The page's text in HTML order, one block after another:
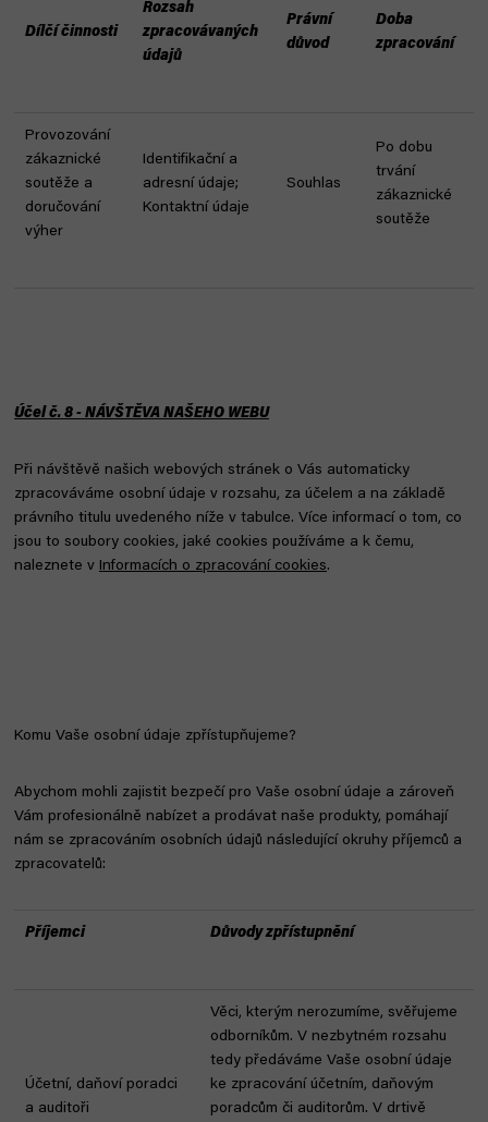
Dílčí činnosti
Rozsah
zpracovávaných
údajů
Právní
důvod
Doba
zpracování
Provozování
zákaznické
soutěže a
doručování
výher
Identifikační a
adresní údaje;
Kontaktní údaje
Souhlas
Po dobu
trvání
zákaznické
soutěže
Účel č. 8 - NÁVŠTĚVA NAŠEHO WEBU
Při návštěvě našich webových stránek o Vás automaticky
zpracováváme osobní údaje v rozsahu, za účelem a na základě
právního titulu uvedeného níže v tabulce. Více informací o tom, co
jsou to soubory cookies, jaké cookies používáme a k čemu,
naleznete v Informacích o zpracování cookies.
Komu Vaše osobní údaje zpřístupňujeme?
Abychom mohli zajistit bezpečí pro Vaše osobní údaje a zároveň
Vám profesionálně nabízet a prodávat naše produkty, pomáhají
nám se zpracováním osobních údajů následující okruhy příjemců a
zpracovatelů:
Příjemci Důvody zpřístupnění
Účetní, daňoví poradci
a auditoři
Věci, kterým nerozumíme, svěřujeme
odborníkům. V nezbytném rozsahu
tedy předáváme Vaše osobní údaje
ke zpracování účetním, daňovým
poradcům či auditorům. V drtivě